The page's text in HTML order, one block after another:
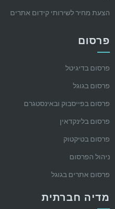
הצעת מחיר לשירותי קידום אתרים
פרסום
פרסום בדיגיטל
פרסום בגוגל
פרסום בפייסבוק ובאינסטגרם
פרסום בלינקדאין
פרסום בטיקטוק
ניהול הפרסום
פרסום אתרים בגוגל
מדיה חברתית